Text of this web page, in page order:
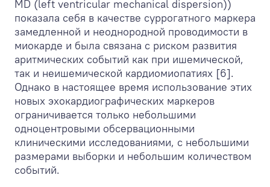
MD (left ventricular mechanical dispersion))
показала себя в качестве суррогатного маркера
замедленной и неоднородной проводимости в
миокарде и была связана с риском развития
аритмических событий как при ишемической,
так и неишемической кардиомиопатиях [6].
Однако в настоящее время использование этих
новых эхокардиографических маркеров
ограничивается только небольшими
одноцентровыми обсервационными
клиническими исследованиями, с небольшими
размерами выборки и небольшим количеством
событий.